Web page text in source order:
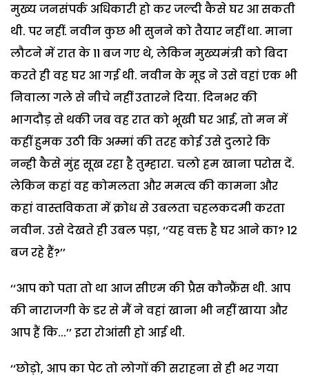
मुख्य जनसंपर्क अधिकारी हो कर जल्दी कैसे घर आ सकती
थी. पर नहीं. नवीन कुछ भी सुनने को तैयार नहीं था. माना
लौटने में रात के 11 बज गए थे, लेकिन मुख्यमंत्री को बिदा
करते ही वह घर आ गई थी. नवीन के मूड ने उसे वहां एक भी
निवाला गले से नीचे नहीं उतारने दिया. दिनभर की
भागदौड़ से थकी जब वह रात को भूखी घर आई, तो मन में
कहीं हुमक उठी कि अम्मां की तरह कोई उसे दुलारे कि
नन्ही कैसे मुंह सूख रहा है तुम्हारा. चलो हम खाना परोस दें.
लेकिन कहां वह कोमलता और ममत्व की कामना और
कहां वास्तविकता में क्रोध से उबलता चहलकदमी करता
नवीन. उसे देखते ही उबल पड़ा, ‘‘यह वक्त है घर आने का? 12
बज रहे हैं?’’
‘‘आप को पता तो था आज सीएम की प्रैस कौन्फ्रैंस थी. आप
की नाराजगी के डर से मैं ने वहां खाना भी नहीं खाया और
आप हैं कि...’’ इरा रोआंसी हो आई थी.
‘‘छोड़ो, आप का पेट तो लोगों की सराहना से ही भर गया